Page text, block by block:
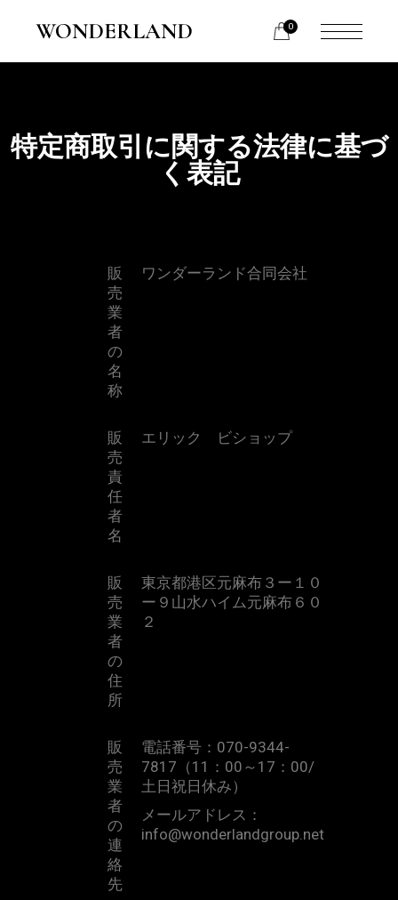
WONDERLAND 0
特定商取引に関する法律に基づ
く表記
販
売
業
者
の
名
称
ワンダーランド合同会社
販
売
責
任
者
名
エリック ビショップ
販
売
業
者
の
住
所
東京都港区元麻布３ー１０
ー９山水ハイム元麻布６０
２
販
売
業
者
の
連
絡
先
電話番号： 070-9344-
7817 （ 11 ： 00 ～ 17 ： 00/
土日祝日休み）
メールアドレス：
info@wonderlandgroup.net